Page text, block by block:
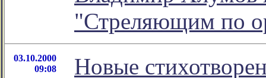
"Стреляющим по
03.10.2000
09:08
Новые